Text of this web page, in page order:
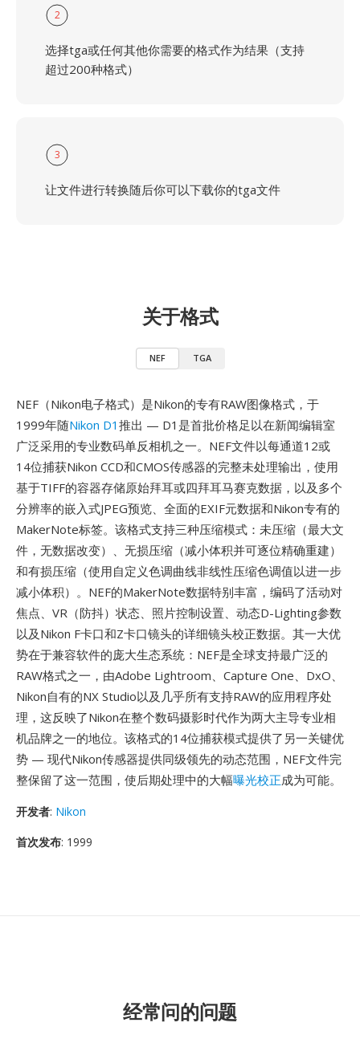
2
选择tga或任何其他你需要的格式作为结果（支持
超过200种格式）
3
让文件进行转换随后你可以下载你的tga文件
关于格式
NEF TGA
NEF（Nikon电子格式）是Nikon的专有RAW图像格式，于
1999年随Nikon D1 推出 — D1是首批价格足以在新闻编辑室
广泛采用的专业数码单反相机之一。NEF文件以每通道12或
14位捕获Nikon CCD和CMOS传感器的完整未处理输出，使用
基于TIFF的容器存储原始拜耳或四拜耳马赛克数据，以及多个
分辨率的嵌入式JPEG预览、全面的EXIF元数据和Nikon专有的
MakerNote标签。该格式支持三种压缩模式：未压缩（最大文
件，无数据改变）、无损压缩（减小体积并可逐位精确重建）
和有损压缩（使用自定义色调曲线非线性压缩色调值以进一步
减小体积）。NEF的MakerNote数据特别丰富，编码了活动对
焦点、VR（防抖）状态、照片控制设置、动态D-Lighting参数
以及Nikon F卡口和Z卡口镜头的详细镜头校正数据。其一大优
势在于兼容软件的庞大生态系统：NEF是全球支持最广泛的
RAW格式之一，由Adobe Lightroom、Capture One、DxO、
Nikon自有的NX Studio以及几乎所有支持RAW的应用程序处
理，这反映了Nikon在整个数码摄影时代作为两大主导专业相
机品牌之一的地位。该格式的14位捕获模式提供了另一关键优
势 — 现代Nikon传感器提供同级领先的动态范围，NEF文件完
整保留了这一范围，使后期处理中的大幅曝光校正成为可能。
开发者: Nikon
首次发布: 1999
经常问的问题